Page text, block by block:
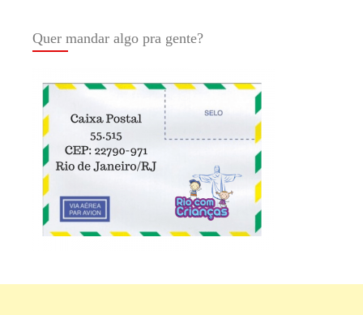
Quer mandar algo pra gente?